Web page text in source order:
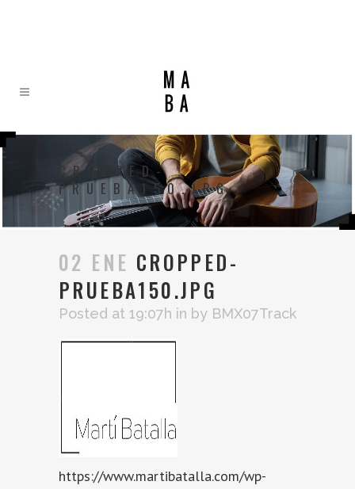
CROPPED-
PRUEBA150.JPG
02 ENE CROPPED-
PRUEBA150.JPG
Posted at 19:07h in by BMX07Track
https://www.martibatalla.com/wp-